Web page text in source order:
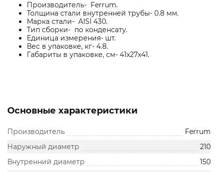
Производитель- Ferrum.
Толщина стали внутренней трубы- 0.8 мм.
Марка стали- AISI 430.
Тип сборки- по конденсату.
Единица измерения- шт.
Вес в упаковке, кг- 4.8.
Габариты в упаковке, см- 41x27x41.
Основные характеристики
Производитель
Ferrum
Наружный диаметр
210
Внутренний диаметр
150